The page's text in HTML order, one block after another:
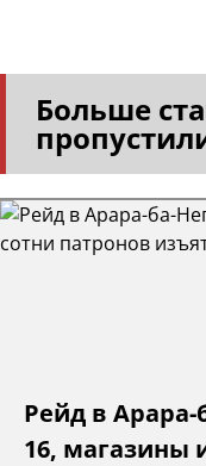
Больше
Рейд в Арара-
16, магазины